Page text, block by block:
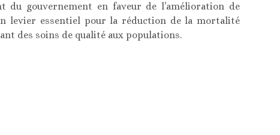
du gouvernement en faveur de l’amélioration de
levier essentiel pour la réduction de la mortalité
des soins de qualité aux populations.